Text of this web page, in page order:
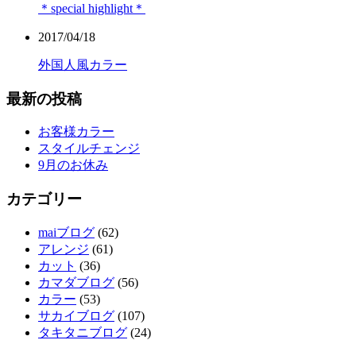
＊special highlight＊
2017/04/18
外国人風カラー
最新の投稿
お客様カラー
スタイルチェンジ
9月のお休み
カテゴリー
maiブログ (62)
アレンジ (61)
カット (36)
カマダブログ (56)
カラー (53)
サカイブログ (107)
タキタニブログ (24)